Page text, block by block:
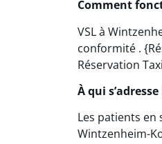
Comment
VSL à
conformité .
Réservation
À qui
Les patients
Wintzenheim-